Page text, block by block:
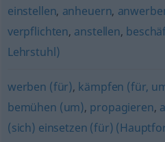
einstellen, anheuern,
verpflichten, anstellen,
Lehrstuhl)
werben (für), kämpfen (für,
bemühen (um), propagieren,
(sich) einsetzen (für)